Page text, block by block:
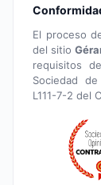
El proceso
del sitio
requisitos
Sociedad
L111-7-2 del